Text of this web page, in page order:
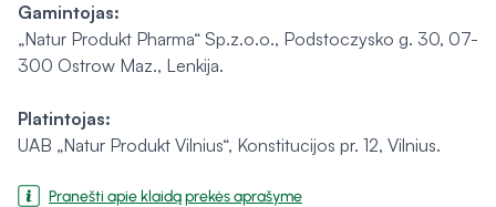
Gamintojas:
„Natur Produkt Pharma“ Sp.z.o.o., Podstoczysko g. 30, 07-
300 Ostrow Maz., Lenkija.
Platintojas:
UAB „Natur Produkt Vilnius“, Konstitucijos pr. 12, Vilnius.
Pranešti apie klaidą prekės aprašyme